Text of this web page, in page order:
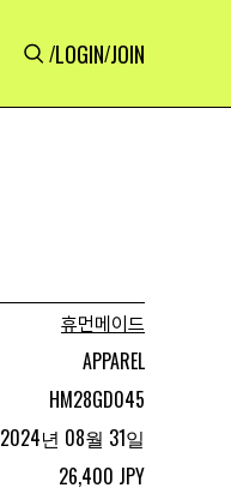
/LOGIN/JOIN
휴먼메이드
APPAREL
HM28GD045
2024년 08월 31일
26,400 JPY